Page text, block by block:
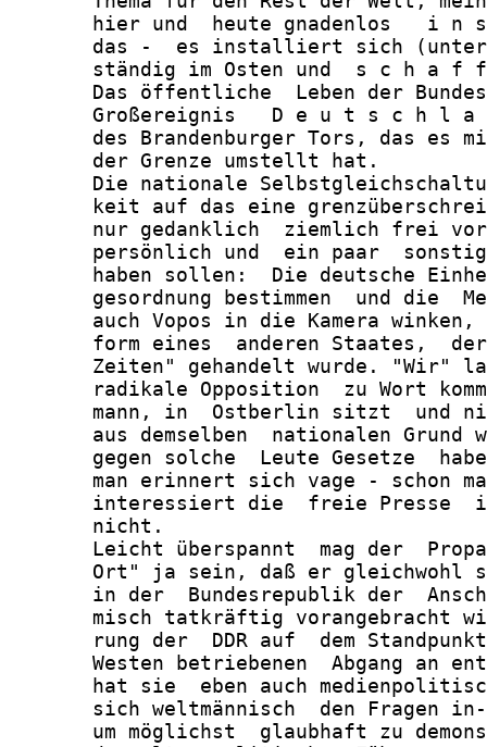
hier und  heute gnadenlos   i n
das -  es installiert sich
ständig im Osten und  s c h a f
Das öffentliche  Leben der
Großereignis   D e u t s c h l
des Brandenburger Tors, das es
       der Grenze umstellt hat.
Die nationale
keit auf das eine
nur gedanklich  ziemlich frei
persönlich und  ein paar
haben sollen:  Die deutsche
gesordnung bestimmen  und die
auch Vopos in die Kamera
form eines  anderen Staates,
Zeiten" gehandelt wurde. "Wir"
radikale Opposition  zu Wort
mann, in  Ostberlin sitzt  und
aus demselben  nationalen Grund
gegen solche  Leute Gesetze
man erinnert sich vage - schon
interessiert die  freie Presse
       nicht.
Leicht überspannt  mag der
Ort" ja sein, daß er gleichwohl
in der  Bundesrepublik der
misch tatkräftig vorangebracht
rung der  DDR auf  dem
Westen betriebenen  Abgang an
hat sie  eben auch
sich weltmännisch  den Fragen
um möglichst  glaubhaft zu